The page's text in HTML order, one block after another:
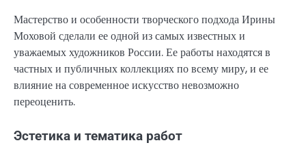
Мастерство и особенности творческого подхода Ирины
Моховой сделали ее одной из самых известных и
уважаемых художников России. Ее работы находятся в
частных и публичных коллекциях по всему миру, и ее
влияние на современное искусство невозможно
переоценить.
Эстетика и тематика работ